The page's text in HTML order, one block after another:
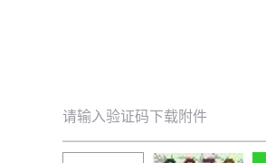
请输入验证码下载附件